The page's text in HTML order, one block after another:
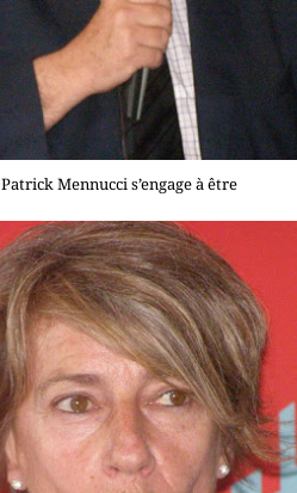
Patrick Mennucci s’engage à être